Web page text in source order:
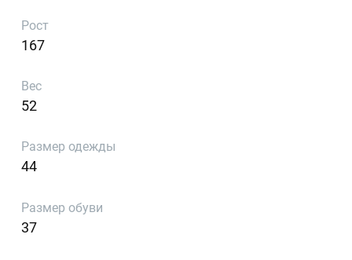
Рост
167
Вес
52
Размер одежды
44
Размер обуви
37